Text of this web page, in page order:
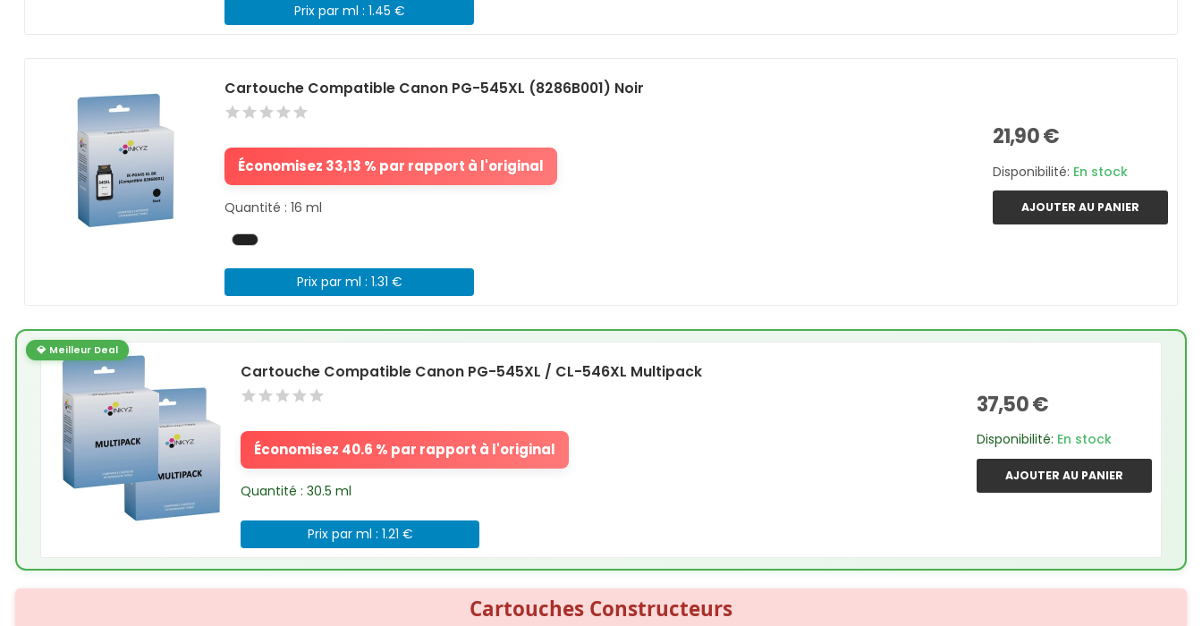
Prix par ml : 1.45 €
Cartouche Compatible Canon PG-545XL (8286B001) Noir
Économisez 33,13 % par rapport à l'original
Quantité : 16 ml
Prix par ml : 1.31 €
21,90 €
Disponibilité: En stock
AJOUTER AU PANIER
💎 Meilleur Deal
Cartouche Compatible Canon PG-545XL / CL-546XL Multipack
Économisez 40.6 % par rapport à l'original
Quantité : 30.5 ml
Prix par ml : 1.21 €
37,50 €
Disponibilité: En stock
AJOUTER AU PANIER
Cartouches Constructeurs